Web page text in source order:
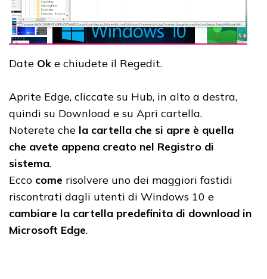
Date Ok e chiudete il Regedit.
Aprite Edge, cliccate su Hub, in alto a destra,
quindi su Download e su Apri cartella.
Noterete che la cartella che si apre è quella
che avete appena creato nel Registro di
sistema.
Ecco come risolvere uno dei maggiori fastidi
riscontrati dagli utenti di Windows 10 e
cambiare la cartella predefinita di download in
Microsoft Edge.